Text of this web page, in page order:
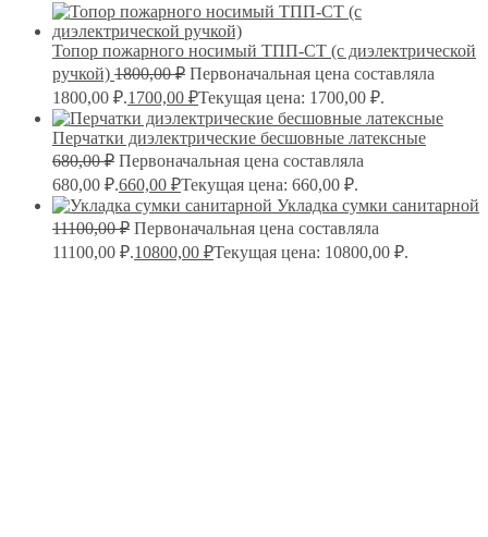
Топор пожарного носимый ТПП-СТ (с диэлектрической
ручкой) 1800,00₽ Первоначальная цена составляла
1800,00 ₽.1700,00 ₽Текущая цена: 1700,00 ₽.
Перчатки диэлектрические бесшовные латексные
680,00₽ Первоначальная цена составляла
680,00 ₽.660,00 ₽Текущая цена: 660,00 ₽.
Укладка сумки санитарной
11100,00₽ Первоначальная цена составляла
11100,00 ₽.10800,00 ₽Текущая цена: 10800,00 ₽.